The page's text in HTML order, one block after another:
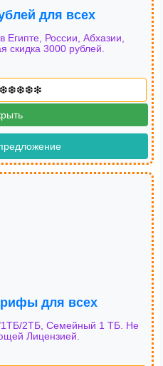
для всех
Египте, России, Абхазии,
3000 рублей.
для всех
2ТБ, Семейный 1 ТБ. Не
Лицензией.